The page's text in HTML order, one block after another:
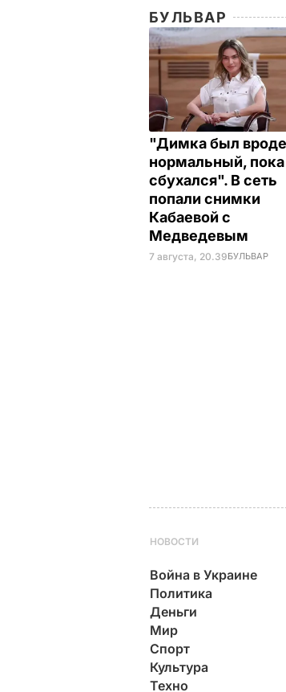
БУЛЬВАР
"Димка был вроде
нормальный, пока
сбухался". В сеть
попали снимки
Кабаевой с
Медведевым
7 августа, 20.39БУЛЬВАР
НОВОСТИ
Война в Украине
Политика
Деньги
Мир
Спорт
Культура
Техно